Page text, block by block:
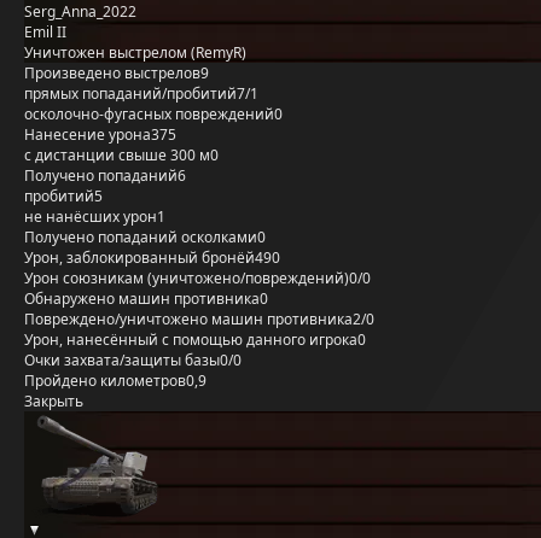
Serg_Anna_2022
Emil II
Уничтожен выстрелом (RemyR)
Произведено выстрелов9
прямых попаданий/пробитий7/1
осколочно-фугасных повреждений0
Нанесение урона375
с дистанции свыше 300 м0
Получено попаданий6
пробитий5
не нанёсших урон1
Получено попаданий осколками0
Урон, заблокированный бронёй490
Урон союзникам (уничтожено/повреждений)0/0
Обнаружено машин противника0
Повреждено/уничтожено машин противника2/0
Урон, нанесённый с помощью данного игрока0
Очки захвата/защиты базы0/0
Пройдено километров0,9
Закрыть